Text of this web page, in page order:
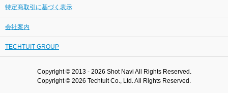
特定商取引に基づく表示
会社案内
TECHTUIT GROUP
Copyright © 2013 - 2026 Shot Navi All Rights Reserved.
Copyright © 2026 Techtuit Co., Ltd. All Rights Reserved.